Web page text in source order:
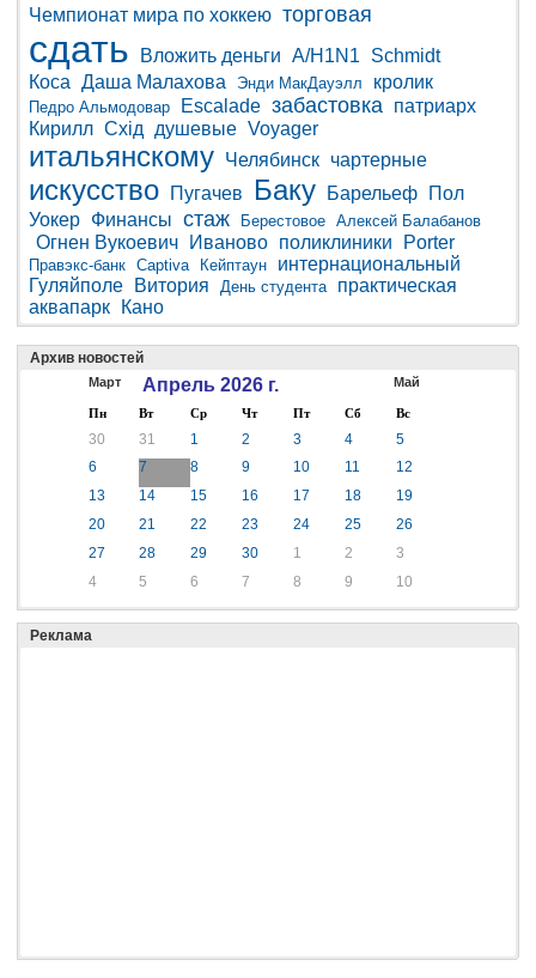
Чемпионат мира по хоккею торговая
сдать Вложить деньги A/H1N1
Schmidt
Коса Даша Малахова Энди МакДауэлл кролик
Педро Альмодовар Escalade забастовка патриарх
Кирилл Схід душевые Voyager
итальянскому Челябинск чартерные
искусство Пугачев Баку Барельеф
Пол
Уокер Финансы стаж Берестовое Алексей Балабанов
Огнен Вукоевич Иваново поликлиники Porter
Правэкс-банк Captiva Кейптаун
интернациональный
Гуляйполе
Витория День студента
практическая
аквапарк
Кано
Архив новостей
Март Апрель 2026 г. Май
Пн Вт Ср Чт Пт Сб Вс
30 31 1 2 3 4
5
6
7 8 9 10 11
12
13
14 15 16 17 18
19
20
21 22 23 24 25
26
27
28 29 30 1 2
3
4
5 6 7 8 9 10
Реклама